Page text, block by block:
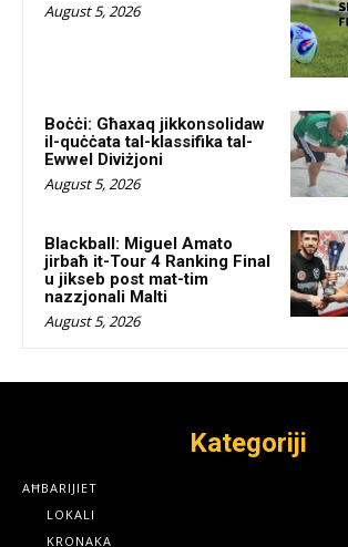
August 5, 2026
Boċċi: Għaxaq jikkonsolidaw
il-quċċata tal-klassifika tal-
Ewwel Diviżjoni
August 5, 2026
Blackball: Miguel Amato
jirbaħ it-Tour 4 Ranking Final
u jikseb post mat-tim
nazzjonali Malti
August 5, 2026
Kategoriji
AĦBARIJIET
LOKALI
KRONAKA